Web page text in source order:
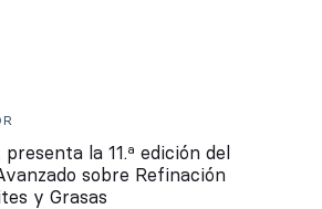
presenta la 11.ª edición del
sobre Refinación
y Grasas